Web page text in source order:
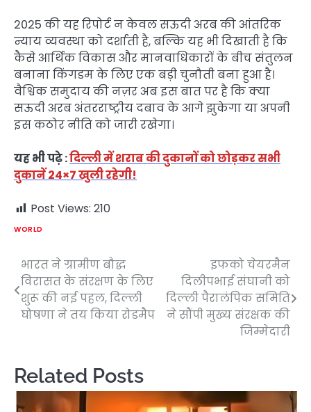
2025 की यह रिपोर्ट न केवल सऊदी अरब की आंतरिक
न्याय व्यवस्था को दर्शाती है, बल्कि यह भी दिखाती है कि
कैसे आर्थिक विकास और मानवाधिकारों के बीच संतुलन
बनाना किंगडम के लिए एक बड़ी चुनौती बना हुआ है।
वैश्विक समुदाय की नज़र अब इस बात पर है कि क्या
सऊदी अरब अंतरराष्ट्रीय दबाव के आगे झुकेगा या अपनी
इस कठोर नीति को जारी रखेगा।
यह भी पढ़े :दिल्ली में शराब की दुकानों को छोड़कर सभी
दुकानें 24×7 खुली रहेगी!
Post Views: 210
WORLD
Post
navigation
भारत ने ग्रामीण बौद्ध
विरासत के संरक्षण के लिए
शुरू की नई पहल, दिल्ली
घोषणा ने तय किया रोडमैप
इफको चेयरमैन
दिलीपभाई संघानी को
दिल्ली पैरालंपिक समिति
ने सौंपी मुख्य संरक्षक की
जिम्मेदारी
Related Posts